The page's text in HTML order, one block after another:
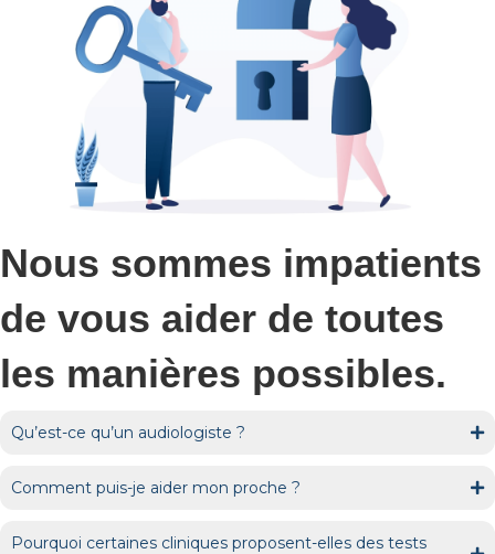
Nous sommes impatients
de vous aider de toutes
les manières possibles.
Qu’est-ce qu’un audiologiste ?
Comment puis-je aider mon proche ?
Pourquoi certaines cliniques proposent-elles des tests